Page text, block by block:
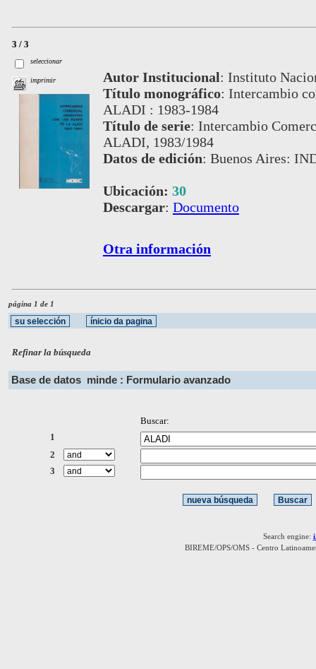
3 / 3
seleccionar
imprimir Autor Institucional: Instituto
Título monográfico: Intercambio
ALADI : 1983-1984
Título de serie: Intercambio
ALADI, 1983/1984
Datos de edición: Buenos Aires:
Ubicación: 30
Descargar: Documento
Otra información
página 1 de 1
Refinar la búsqueda
Base de datos minde : Formulario avanzado
Buscar:
1
2
3
Search engine:
BIREME/OPS/OMS - Centro